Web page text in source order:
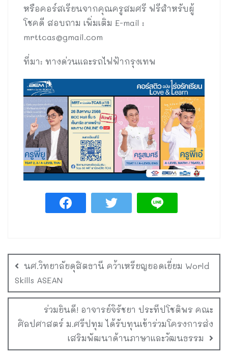
หรือคอร์สเรียนจากคุณครูสมศรี ฟรีสำหรับผู้
โชคดี สอบถาม เพิ่มเติม E-mail :
mrttcas@gmail.com
ที่มา: ทางด่วนและรถไฟฟ้ากรุงเทพ
นศ.วิทยาลัยดุสิตธานี คว้าเหรียญยอดเยี่ยม World
Skills ASEAN
ร่วมยินดี! อาจารย์จิรัชยา ประทีปโชติพร คณะ
ศิลปศาสตร์ ม.ศรีปทุม ได้รับทุนเข้าร่วมโครงการส่ง
เสริมพัฒนาด้านภาษาและวัฒนธรรม